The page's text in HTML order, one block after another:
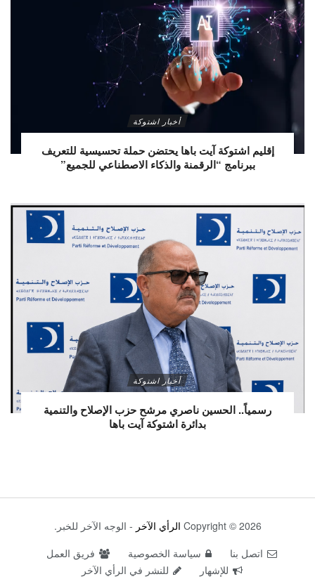
أخبار اشتوكة
إقليم اشتوكة آيت باها يحتضن حملة تحسيسية للتعريف
ببرنامج “الرقمنة والذكاء الاصطناعي للجميع”
أخبار اشتوكة
رسمياً.. الحسين ناصري مرشح حزب الإصلاح والتنمية
بدائرة اشتوكة آيت باها
Copyright © 2026 الرأي الآخر - الوجه الآخر للخبر.
اتصل بنا
سياسة الخصوصية
فريق العمل
للإشهار
للنشر في الرأي الآخر